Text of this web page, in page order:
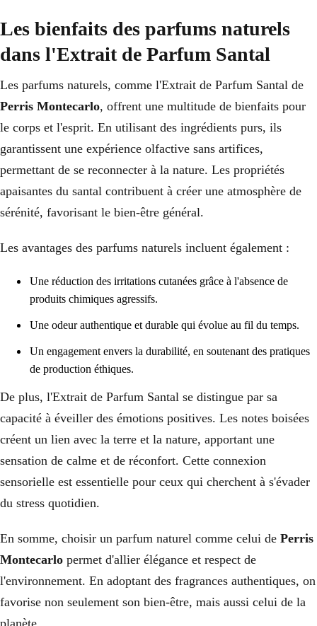
Les bienfaits des parfums naturels
dans l'Extrait de Parfum Santal
Les parfums naturels, comme l'Extrait de Parfum Santal de
Perris Montecarlo, offrent une multitude de bienfaits pour
le corps et l'esprit. En utilisant des ingrédients purs, ils
garantissent une expérience olfactive sans artifices,
permettant de se reconnecter à la nature. Les propriétés
apaisantes du santal contribuent à créer une atmosphère de
sérénité, favorisant le bien-être général.
Les avantages des parfums naturels incluent également :
Une réduction des irritations cutanées grâce à l'absence de
produits chimiques agressifs.
Une odeur authentique et durable qui évolue au fil du temps.
Un engagement envers la durabilité, en soutenant des pratiques
de production éthiques.
De plus, l'Extrait de Parfum Santal se distingue par sa
capacité à éveiller des émotions positives. Les notes boisées
créent un lien avec la terre et la nature, apportant une
sensation de calme et de réconfort. Cette connexion
sensorielle est essentielle pour ceux qui cherchent à s'évader
du stress quotidien.
En somme, choisir un parfum naturel comme celui de Perris
Montecarlo permet d'allier élégance et respect de
l'environnement. En adoptant des fragrances authentiques, on
favorise non seulement son bien-être, mais aussi celui de la